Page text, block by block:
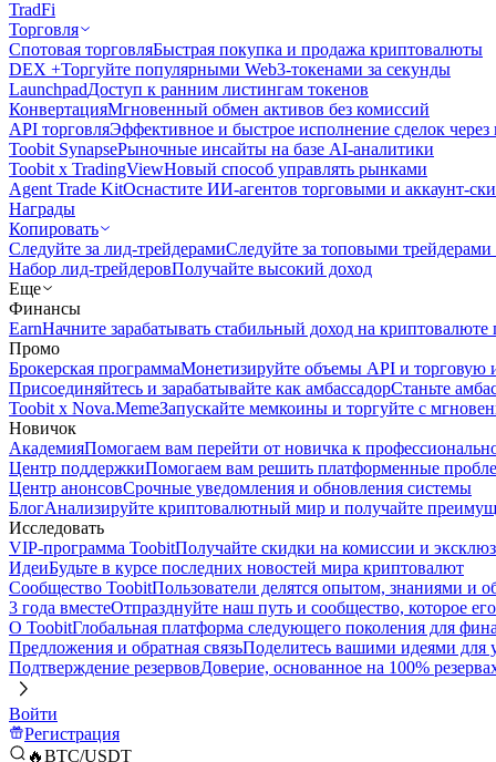
TradFi
Торговля
Спотовая торговляБыстрая покупка и продажа криптовалюты
DEX +Торгуйте популярными Web3-токенами за секунды
LaunchpadДоступ к ранним листингам токенов
КонвертацияМгновенный обмен активов без комиссий
API торговляЭффективное и быстрое исполнение сделок
Toobit SynapseРыночные инсайты на базе AI-аналитики
Toobit x TradingViewНовый способ управлять рынками
Agent Trade KitОснастите ИИ-агентов торговыми и аккаунт-
Награды
Копировать
Следуйте за лид-трейдерамиСледуйте за топовыми
Набор лид-трейдеровПолучайте высокий доход
Еще
Финансы
EarnНачните зарабатывать стабильный доход на криптовалюте
Промо
Брокерская программаМонетизируйте объемы API и торговую
Присоединяйтесь и зарабатывайте как амбассадорСтаньте
Toobit x Nova.MemeЗапускайте мемкоины и торгуйте с
Новичок
АкадемияПомогаем вам перейти от новичка к
Центр поддержкиПомогаем вам решить платформенные
Центр анонсовСрочные уведомления и обновления системы
БлогАнализируйте криптовалютный мир и получайте
Исследовать
VIP-программа ToobitПолучайте скидки на комиссии и
ИдеиБудьте в курсе последних новостей мира криптовалют
Сообщество ToobitПользователи делятся опытом, знаниями и
3 года вместеОтпразднуйте наш путь и сообщество, которое
О ToobitГлобальная платформа следующего поколения для
Предложения и обратная связьПоделитесь вашими идеями для
Подтверждение резервовДоверие, основанное на 100%
Войти
Регистрация
🔥BTC/USDT